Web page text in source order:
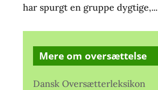
har spurgt en gruppe dygtige,...
Mere om oversættelse
Dansk Oversætterleksikon